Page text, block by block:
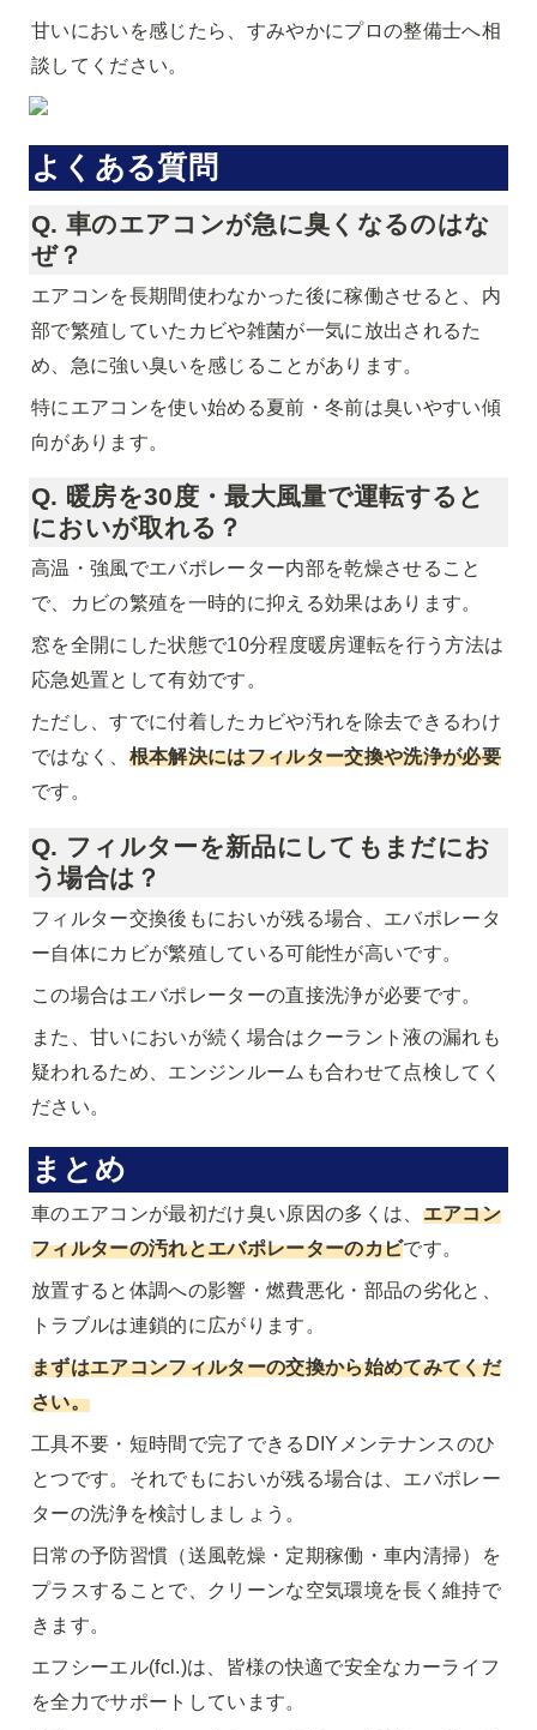
甘いにおいを感じたら、すみやかにプロの整備士へ相
談してください。
よくある質問
Q. 車のエアコンが急に臭くなるのはな
ぜ？
エアコンを長期間使わなかった後に稼働させると、内
部で繁殖していたカビや雑菌が一気に放出されるた
め、急に強い臭いを感じることがあります。
特にエアコンを使い始める夏前・冬前は臭いやすい傾
向があります。
Q. 暖房を30度・最大風量で運転すると
においが取れる？
高温・強風でエバポレーター内部を乾燥させること
で、カビの繁殖を一時的に抑える効果はあります。
窓を全開にした状態で10分程度暖房運転を行う方法は
応急処置として有効です。
ただし、すでに付着したカビや汚れを除去できるわけ
ではなく、 根本解決にはフィルター交換や洗浄が必要
です。
Q. フィルターを新品にしてもまだにお
う場合は？
フィルター交換後もにおいが残る場合、エバポレータ
ー自体にカビが繁殖している可能性が高いです。
この場合はエバポレーターの直接洗浄が必要です。
また、甘いにおいが続く場合はクーラント液の漏れも
疑われるため、エンジンルームも合わせて点検してく
ださい。
まとめ
車のエアコンが最初だけ臭い原因の多くは、 エアコン
フィルターの汚れとエバポレーターのカビです。
放置すると体調への影響・燃費悪化・部品の劣化と、
トラブルは連鎖的に広がります。
まずはエアコンフィルターの交換から始めてみてくだ
さい。
工具不要・短時間で完了できるDIYメンテナンスのひ
とつです。それでもにおいが残る場合は、エバポレー
ターの洗浄を検討しましょう。
日常の予防習慣（送風乾燥・定期稼働・車内清掃）を
プラスすることで、クリーンな空気環境を長く維持で
きます。
エフシーエル(fcl.)は、皆様の快適で安全なカーライフ
を全力でサポートしています。